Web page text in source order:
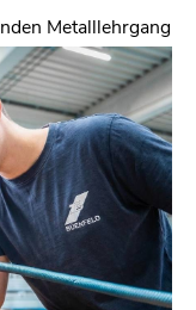
Metalllehrgang